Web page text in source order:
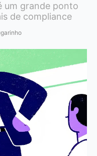
um grande ponto
de compliance